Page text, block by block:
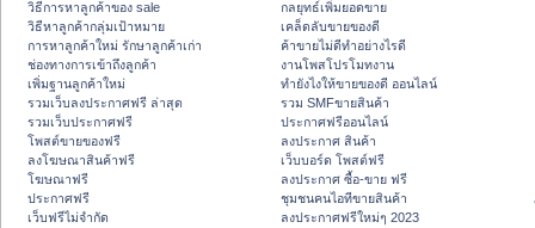
วิธีการหาลูกค้าของ sale
วิธีหาลูกค้ากลุ่มเป้าหมาย
การหาลูกค้าใหม่ รักษาลูกค้าเก่า
ช่องทางการเข้าถึงลูกค้า
เพิ่มฐานลูกค้าใหม่
รวมเว็บลงประกาศฟรี ล่าสุด
รวมเว็บประกาศฟรี
โพสต์ขายของฟรี
ลงโฆษณาสินค้าฟรี
โฆษณาฟรี
ประกาศฟรี
เว็บฟรีไม่จำกัด
กลยุทธ์เพิ่มยอดขาย
เคล็ดลับขายของดี
ค้าขายไม่ดีทำอย่างไรดี
งานโพสโปรโมทงาน
ทํายังไงให้ขายของดี ออนไลน์
รวม SMFขายสินค้า
ประกาศฟรีออนไลน์
ลงประกาศ สินค้า
เว็บบอร์ด โพสต์ฟรี
ลงประกาศ ซื้อ-ขาย ฟรี
ชุมชนคนไอทีขายสินค้า
ลงประกาศฟรีใหม่ๆ 2023